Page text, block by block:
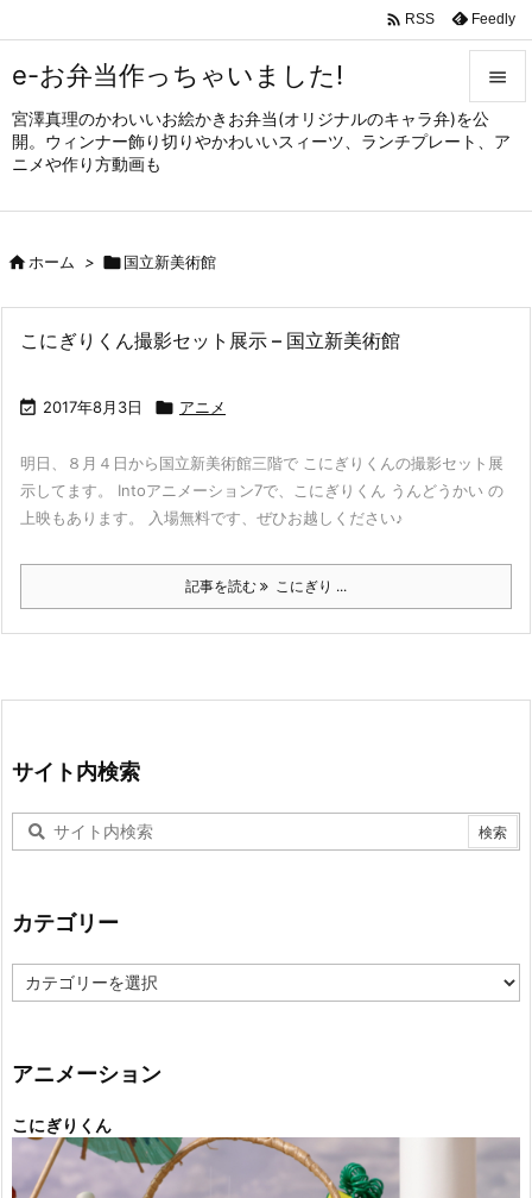
e-お弁当作っちゃいました!
宮澤真理のかわいいお絵かきお弁当(オリジナルのキャラ弁)を公
開。ウィンナー飾り切りやかわいいスィーツ、ランチプレート、ア
ニメや作り方動画も


メニュ
サイド

 RSS Feedly
ホーム > 国立新美術館
こにぎりくん撮影セット展示 – 国立新美術館
 2017年8月3日  アニメ
明日、８月４日から国立新美術館三階で こにぎりくんの撮影セット展
示してます。 Intoアニメーション7で、こにぎりくん うんどうかい の
上映もあります。 入場無料です、ぜひお越しください♪
記事を読む こにぎり ...
サイト内検索
カテゴリー
テ
ー
アニメーション
こにぎりくん